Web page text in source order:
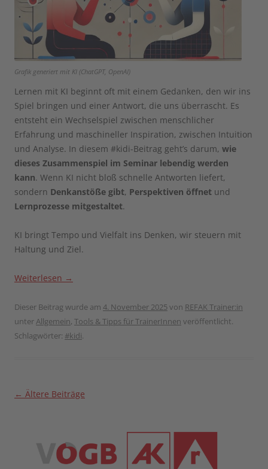
Grafik generiert mit KI (ChatGPT, OpenAI)
Lernen mit KI beginnt oft mit einem Gedanken, den wir ins
Spiel bringen und einer Antwort, die uns überrascht. Es
entsteht ein Wechselspiel zwischen menschlicher
Erfahrung und maschineller Inspiration, zwischen Intuition
und Analyse. In diesem #kidi-Beitrag geht’s darum, wie
dieses Zusammenspiel im Seminar lebendig werden
kann. Wenn KI nicht bloß schnelle Antworten liefert,
sondern Denkanstöße gibt, Perspektiven öffnet und
Lernprozesse mitgestaltet.
KI bringt Tempo und Vielfalt ins Denken, wir steuern mit
Haltung und Ziel.
Weiterlesen →
Dieser Beitrag wurde am 4. November 2025von REFAK Trainer:in
unterAllgemein, Tools & Tipps für TrainerInnen veröffentlicht.
Schlagwörter: #kidi.
Beitragsnavigation
← Ältere Beiträge